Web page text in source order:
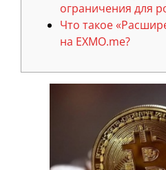
ограничения для
Что такое
на EXMO.me?